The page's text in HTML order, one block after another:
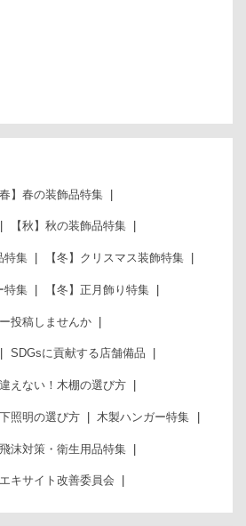
春】春の装飾品特集
【秋】秋の装飾品特集
特集 【冬】クリスマス装飾特集
特集 【冬】正月飾り特集
投稿しませんか
SDGsに貢献する店舗備品
えない！木棚の選び方
照明の選び方 木製ハンガー特集
飛沫対策・衛生用品特集
キサイト改善委員会